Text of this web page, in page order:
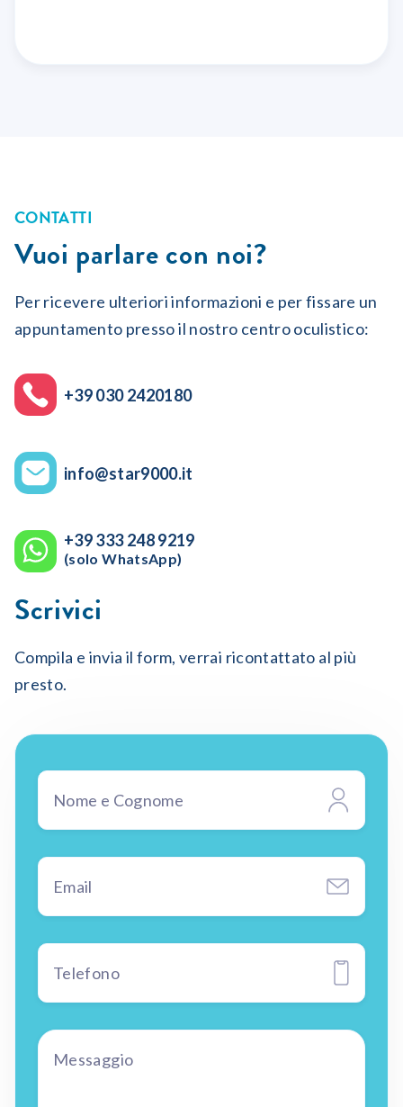
CONTATTI
Vuoi parlare con noi?
Per ricevere ulteriori informazioni e per fissare un
appuntamento presso il nostro centro oculistico:
+39 030 2420180
info@star9000.it
+39 333 248 9219
(solo WhatsApp)
Scrivici
Compila e invia il form, verrai ricontattato al più
presto.